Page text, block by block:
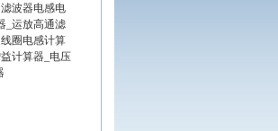
波器电感电
_运放高通滤
圈电感计算
计算器_电压